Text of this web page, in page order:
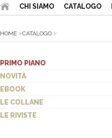
CHI SIAMO CATALOGO
HOME CATALOGO
PRIMO PIANO
NOVITÀ
EBOOK
LE COLLANE
LE RIVISTE